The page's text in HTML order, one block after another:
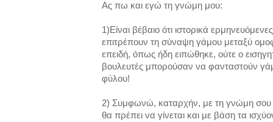
Ας πω και εγώ τη γνώμη μου:
1)Είναι βέβαιο ότι ιστορικά
επιτρέπουν τη σύναψη γάμου μεταξύ
επειδή, όπως ήδη ειπώθηκε, ούτε ο
βουλευτές μπορούσαν να φανταστούν
φύλου!
2) Συμφωνώ, καταρχήν, με τη γνώμη σου
θα πρέπει να γίνεται και με βάση τα